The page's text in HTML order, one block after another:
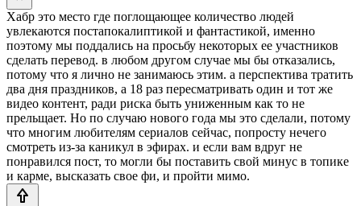
Хабр это место где поглощающее количество людей
увлекаются постапокалиптикой и фантастикой, именно
поэтому мы поддались на просьбу некоторых ее участников
сделать перевод. в любом другом случае мы бы отказались,
потому что я лично не занимаюсь этим. а перспектива тратить
два дня праздников, а 18 раз пересматривать один и тот же
видео контент, ради риска быть униженным как то не
прельщает. Но по случаю нового года мы это сделали, потому
что многим любителям сериалов сейчас, попросту нечего
смотреть из-за каникул в эфирах. и если вам вдруг не
понравился пост, то могли бы поставить свой минус в топике
и карме, высказать свое фи, и пройти мимо.